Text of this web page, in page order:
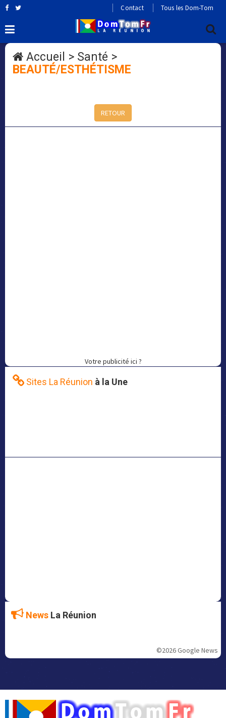
Contact Tous les Dom-Tom
Accueil > Santé >
BEAUTÉ/ESTHÉTISME
RETOUR
Votre publicité ici ?
Sites La Réunion à la Une
News La Réunion
©2026 Google News